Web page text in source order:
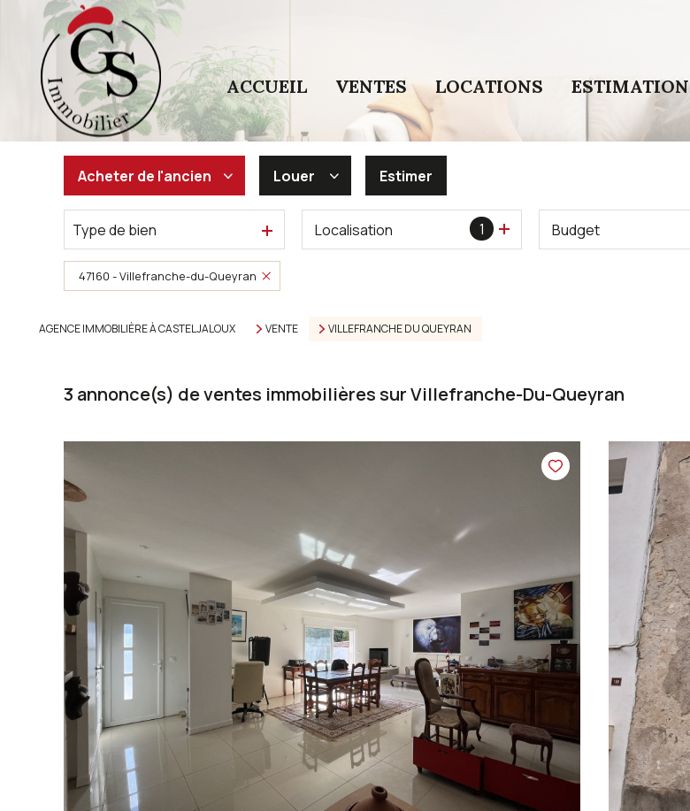
ACCUEIL VENTES LOCATIONS ESTIMATION
Acheter de l'ancien
De l'ancien
De l'immo pro
Louer
à l'année
Estimer
Type de bien 1
Localisation Budget
47160 - Villefranche-du-Queyran
AGENCE IMMOBILIÈRE À CASTELJALOUX VENTE VILLEFRANCHE DU QUEYRAN
3 annonce(s) de ventes immobilières sur Villefranche-Du-Queyran